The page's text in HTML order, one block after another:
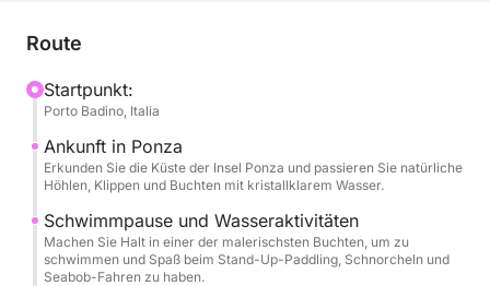
in den malerischsten Buchten schwimmen und das
Meer in vollen Zügen genießen. Ein Skipper und eine
Hostess sind an Bord und kümmern sich um jedes
Detail, damit Sie ein exklusives und unbeschwertes
Erlebnis genießen können.
Im Preis enthalten sind ein Aperitif, alkoholische und
alkoholfreie Getränke sowie zahlreiche
Route
Startpunkt:
Porto Badino, Italia
Ankunft in Ponza
Erkunden Sie die Küste der Insel Ponza und passieren Sie natürliche
Höhlen, Klippen und Buchten mit kristallklarem Wasser.
Schwimmpause und Wasseraktivitäten
Machen Sie Halt in einer der malerischsten Buchten, um zu
schwimmen und Spaß beim Stand-Up-Paddling, Schnorcheln und
Seabob-Fahren zu haben.